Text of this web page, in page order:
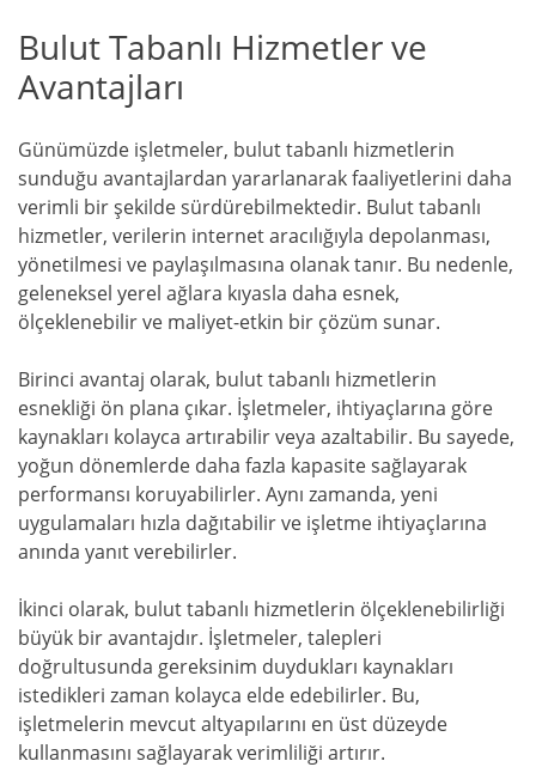
Bulut Tabanlı Hizmetler ve
Avantajları
Günümüzde işletmeler, bulut tabanlı hizmetlerin
sunduğu avantajlardan yararlanarak faaliyetlerini daha
verimli bir şekilde sürdürebilmektedir. Bulut tabanlı
hizmetler, verilerin internet aracılığıyla depolanması,
yönetilmesi ve paylaşılmasına olanak tanır. Bu nedenle,
geleneksel yerel ağlara kıyasla daha esnek,
ölçeklenebilir ve maliyet-etkin bir çözüm sunar.
Birinci avantaj olarak, bulut tabanlı hizmetlerin
esnekliği ön plana çıkar. İşletmeler, ihtiyaçlarına göre
kaynakları kolayca artırabilir veya azaltabilir. Bu sayede,
yoğun dönemlerde daha fazla kapasite sağlayarak
performansı koruyabilirler. Aynı zamanda, yeni
uygulamaları hızla dağıtabilir ve işletme ihtiyaçlarına
anında yanıt verebilirler.
İkinci olarak, bulut tabanlı hizmetlerin ölçeklenebilirliği
büyük bir avantajdır. İşletmeler, talepleri
doğrultusunda gereksinim duydukları kaynakları
istedikleri zaman kolayca elde edebilirler. Bu,
işletmelerin mevcut altyapılarını en üst düzeyde
kullanmasını sağlayarak verimliliği artırır.